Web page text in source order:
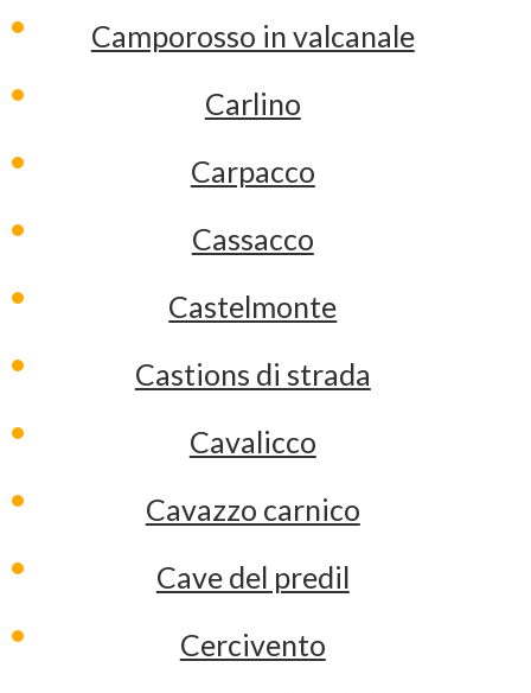
Camporosso in valcanale
Carlino
Carpacco
Cassacco
Castelmonte
Castions di strada
Cavalicco
Cavazzo carnico
Cave del predil
Cercivento